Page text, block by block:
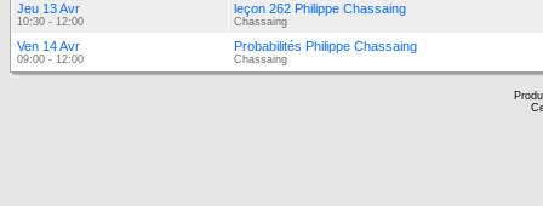
Jeu 13 Avr
10:30 - 12:00
leçon 262 Philippe Chassaing
Chassaing
Ven 14 Avr
09:00 - 12:00
Probabilités Philippe Chassaing
Chassaing